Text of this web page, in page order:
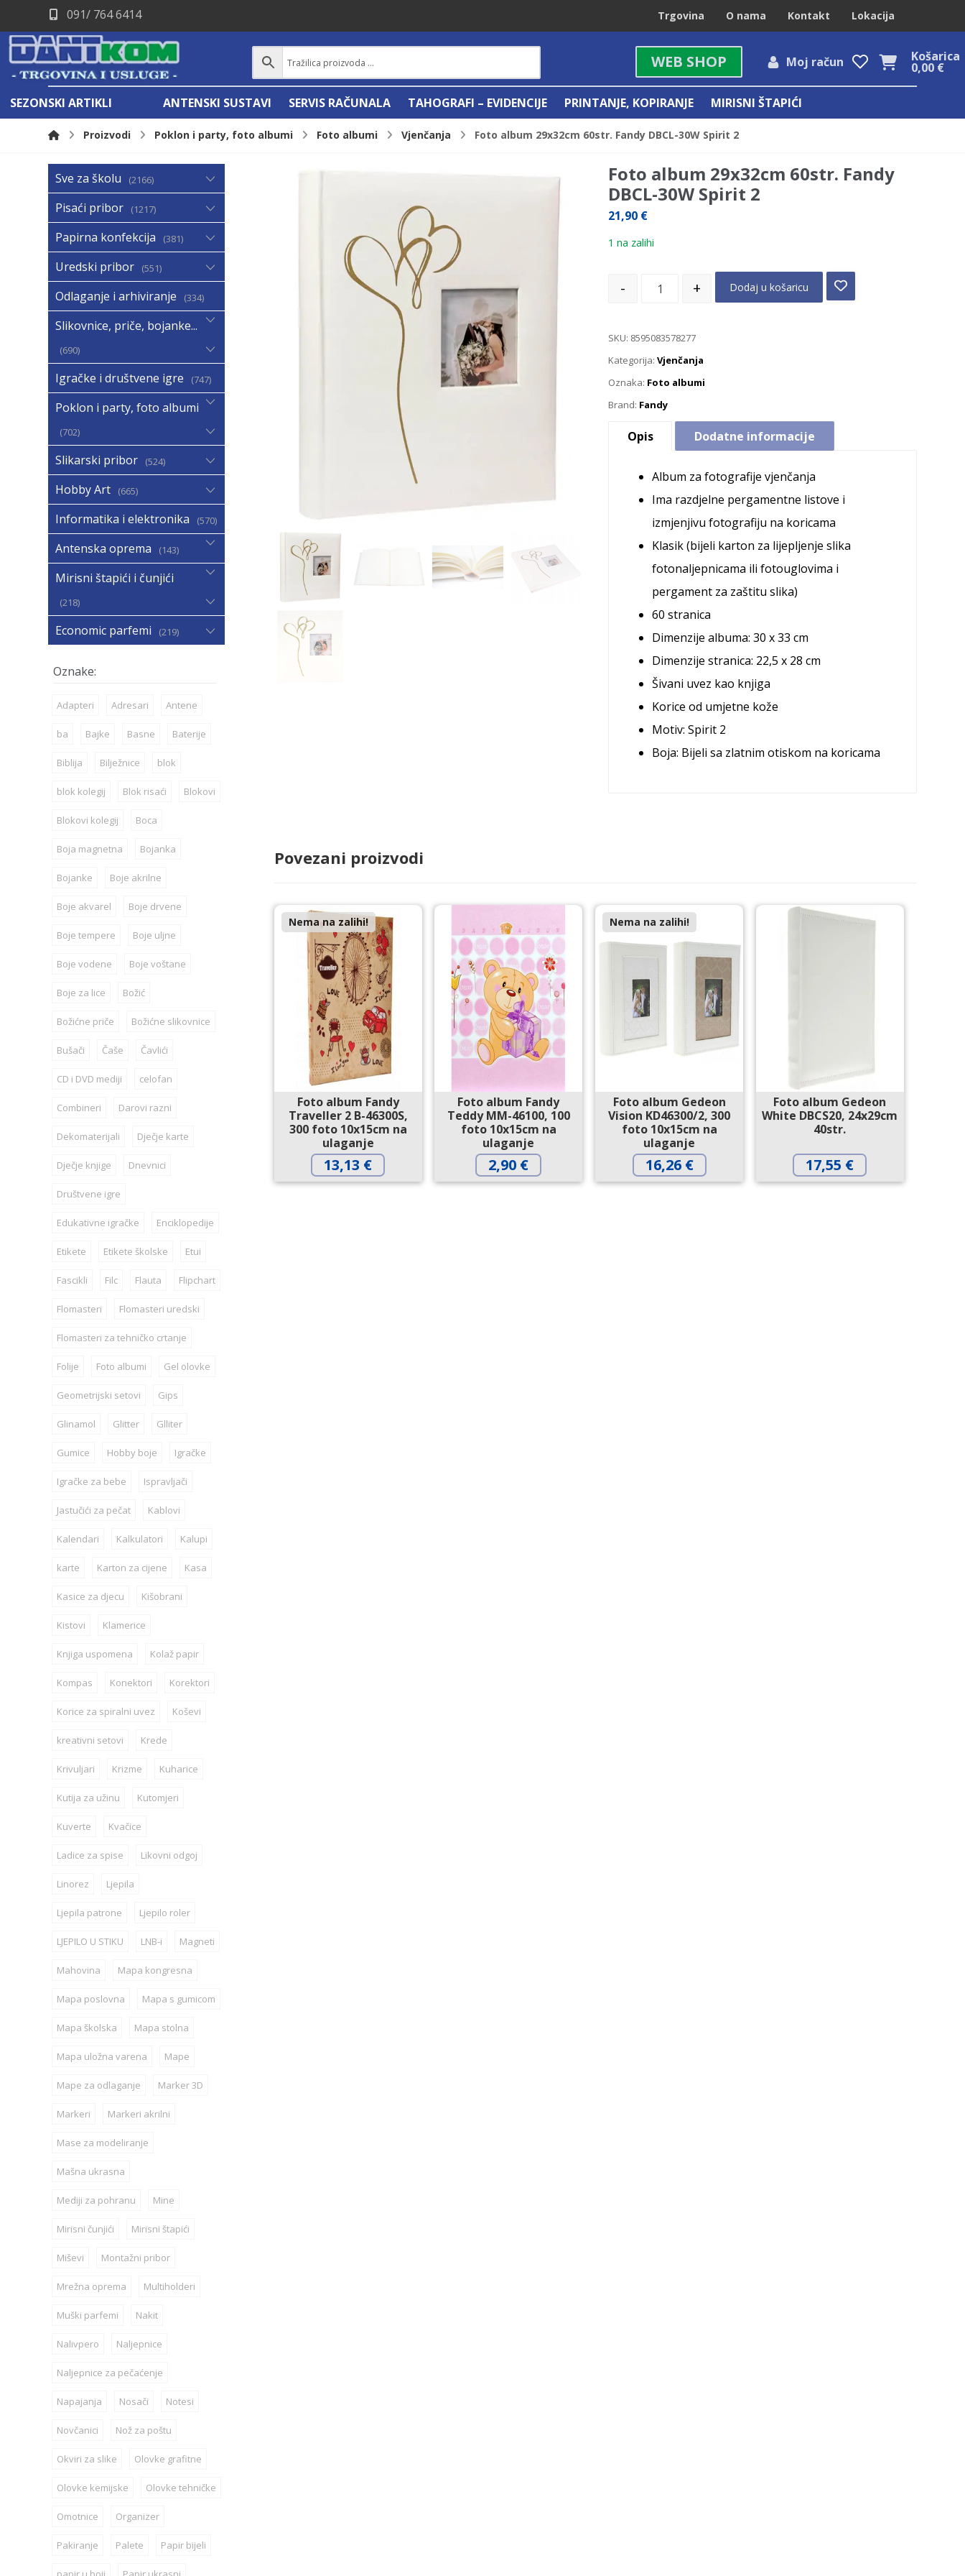
091/ 764 6414 Trgovina O nama Kontakt Lokacija
Košarica
0,00 €
Moj račun
WEB SHOP
SEZONSKI ARTIKLI ANTENSKI SUSTAVI SERVIS RAČUNALA TAHOGRAFI – EVIDENCIJE PRINTANJE, KOPIRANJE MIRISNI ŠTAPIĆI
Proizvodi Poklon i party, foto albumi Foto albumi Vjenčanja Foto album 29x32cm 60str. Fandy DBCL-30W Spirit 2
Foto album 29x32cm 60str. Fandy
DBCL-30W Spirit 2
21,90 €
1 na zalihi
- + Dodaj u košaricu
SKU: 8595083578277
Kategorija:Vjenčanja
Oznaka: Foto albumi
Brand: Fandy
Opis Dodatne informacije
Album za fotografije vjenčanja
Ima razdjelne pergamentne listove i
izmjenjivu fotografiju na koricama
Klasik (bijeli karton za lijepljenje slika
fotonaljepnicama ili fotouglovima i
pergament za zaštitu slika)
60 stranica
Dimenzije albuma: 30 x 33 cm
Dimenzije stranica: 22,5 x 28 cm
Šivani uvez kao knjiga
Korice od umjetne kože
Motiv: Spirit 2
Boja: Bijeli sa zlatnim otiskom na koricama
Povezani proizvodi
Nema na zalihi!
Foto album Fandy
Traveller 2 B-46300S,
300 foto 10x15cm na
ulaganje
13,13 €
Foto album Fandy
Teddy MM-46100, 100
foto 10x15cm na
ulaganje
2,90 €
Nema na zalihi!
Foto album Gedeon
Vision KD46300/2, 300
foto 10x15cm na
ulaganje
16,26 €
Foto album Gedeon
White DBCS20, 24x29cm
40str.
17,55 €
Sve za školu 2166
Pisaći pribor 1217
Papirna konfekcija 381
Uredski pribor 551
Odlaganje i arhiviranje 334
Slikovnice, priče, bojanke...
690
Igračke i društvene igre 747
Poklon i party, foto albumi
702
Slikarski pribor 524
Hobby Art 665
Informatika i elektronika 570
Antenska oprema 143
Mirisni štapići i čunjići
218
Economic parfemi 219
Adapteri Adresari Antene
ba Bajke Basne Baterije
Biblija Bilježnice blok
blok kolegij Blok risaći Blokovi
Blokovi kolegij Boca
Boja magnetna Bojanka
Bojanke Boje akrilne
Boje akvarel Boje drvene
Boje tempere Boje uljne
Boje vodene Boje voštane
Boje za lice Božić
Božićne priče Božićne slikovnice
Bušači Čaše Čavlići
CD i DVD mediji celofan
Combineri Darovi razni
Dekomaterijali Dječje karte
Dječje knjige Dnevnici
Društvene igre
Edukativne igračke Enciklopedije
Etikete Etikete školske Etui
Fascikli Filc Flauta Flipchart
Flomasteri Flomasteri uredski
Flomasteri za tehničko crtanje
Folije Foto albumi Gel olovke
Geometrijski setovi Gips
Glinamol Glitter Glliter
Gumice Hobby boje Igračke
Igračke za bebe Ispravljači
Jastučići za pečat Kablovi
Kalendari Kalkulatori Kalupi
karte Karton za cijene Kasa
Kasice za djecu Kišobrani
Kistovi Klamerice
Knjiga uspomena Kolaž papir
Kompas Konektori Korektori
Korice za spiralni uvez Koševi
kreativni setovi Krede
Krivuljari Krizme Kuharice
Kutija za užinu Kutomjeri
Kuverte Kvačice
Ladice za spise Likovni odgoj
Linorez Ljepila
Ljepila patrone Ljepilo roler
LJEPILO U STIKU LNB-i Magneti
Mahovina Mapa kongresna
Mapa poslovna Mapa s gumicom
Mapa školska Mapa stolna
Mapa uložna varena Mape
Mape za odlaganje Marker 3D
Markeri Markeri akrilni
Mase za modeliranje
Mašna ukrasna
Mediji za pohranu Mine
Mirisni čunjići Mirisni štapići
Miševi Montažni pribor
Mrežna oprema Multiholderi
Muški parfemi Nakit
Nalivpero Naljepnice
Naljepnice za pečaćenje
Napajanja Nosači Notesi
Novčanici Nož za poštu
Okviri za slike Olovke grafitne
Olovke kemijske Olovke tehničke
Omotnice Organizer
Pakiranje Palete Papir bijeli